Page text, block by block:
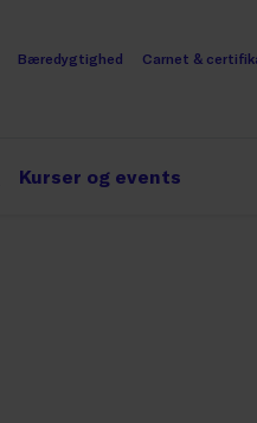
Bæredygtighed Carnet &
Kurser og events